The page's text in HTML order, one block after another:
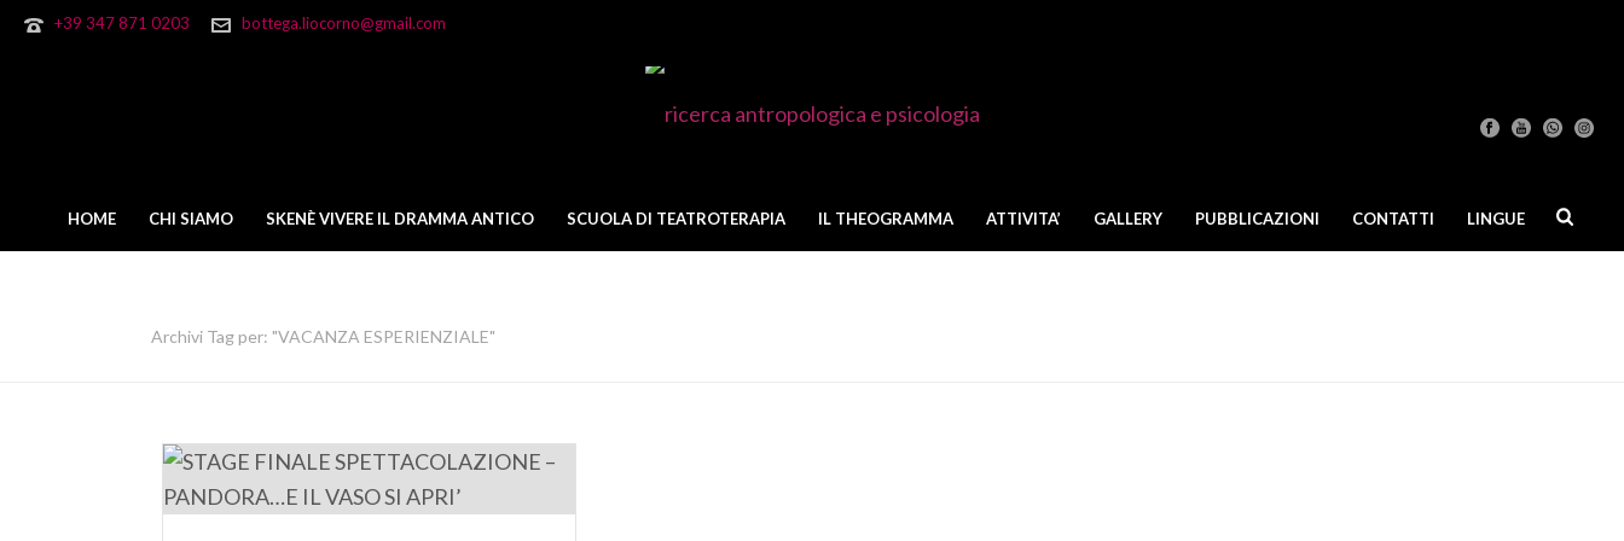
+39 347 871 0203 bottega.liocorno@gmail.com
HOME CHI SIAMO SKENÈ VIVERE IL DRAMMA ANTICO SCUOLA DI TEATROTERAPIA IL THEOGRAMMA ATTIVITA’ GALLERY PUBBLICAZIONI CONTATTI LINGUE
Archivi Tag per: "VACANZA ESPERIENZIALE"